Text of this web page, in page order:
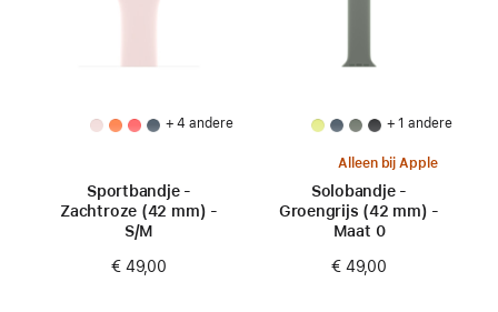
+ 4 andere
Sportbandje -
Zachtroze (42 mm) -
S/M
€ 49,00
+ 1 andere
Alleen bij Apple
Solobandje -
Groengrijs (42 mm) -
Maat 0
€ 49,00